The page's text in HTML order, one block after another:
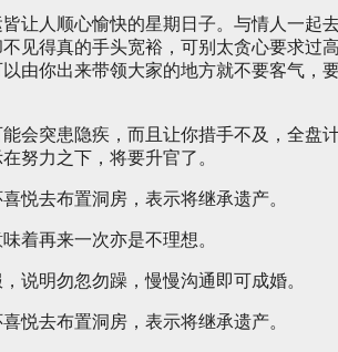
皆让人顺心愉快的星期日子。与情人一起
见得真的手头宽裕，可别太贪心要求过
由你出来带领大家的地方就不要客气，
会突患隐疾，而且让你措手不及，全盘
努力之下，将要升官了。
悦去布置洞房，表示将继承遗产。
着再来一次亦是不理想。
说明勿忽勿躁，慢慢沟通即可成婚。
悦去布置洞房，表示将继承遗产。